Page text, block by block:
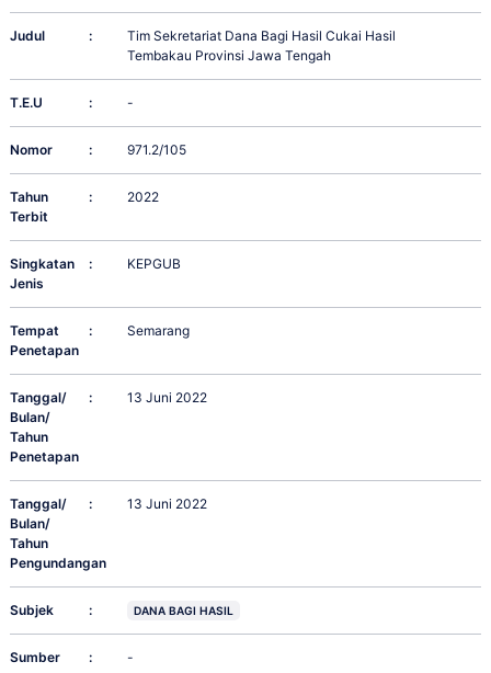
Judul :
Tim Sekretariat Dana Bagi Hasil Cukai Hasil
Tembakau Provinsi Jawa Tengah
T.E.U : -
Nomor : 971.2/105
Tahun
Terbit
: 2022
Singkatan
Jenis
: KEPGUB
Tempat
Penetapan
: Semarang
Tanggal/
Bulan/
Tahun
Penetapan
: 13 Juni 2022
Tanggal/
Bulan/
Tahun
Pengundangan
: 13 Juni 2022
Subjek : DANA BAGI HASIL
Sumber : -